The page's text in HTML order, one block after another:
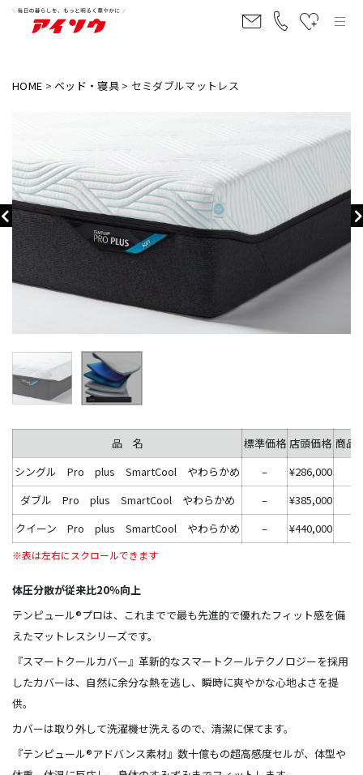
HOME ベッド・寝具 セミダブルマットレス
品 名 標準価格 店頭価格 商品
シングル Pro plus SmartCool やわらかめ
–
¥286,000
ダブル Pro plus SmartCool やわらかめ
–
¥385,000
クイーン Pro plus SmartCool やわらかめ
– ¥440,000
体圧分散が従来比20％向上
テンピュール®プロは、これまでで最も先進的で優れたフィット感を備
えたマットレスシリーズです。
『スマートクールカバー』革新的なスマートクールテクノロジーを採用
したカバーは、自然に余分な熱を逃し、瞬時に爽やかな心地よさを提
供。
カバーは取り外して洗濯機せ洗えるので、清潔に保てます。
『テンピュール®アドバンス素材』数十億もの超高感度セルが、体型や